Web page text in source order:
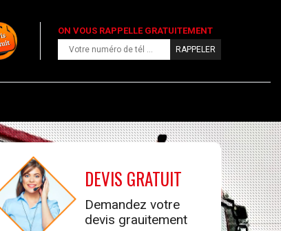
ON VOUS RAPPELLE GRATUITEMENT
DEVIS GRATUIT
Demandez votre
devis grauitement